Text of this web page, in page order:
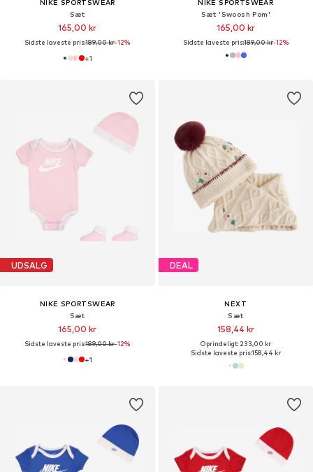
NIKE SPORTSWEAR
Sæt
165,00 kr
Sidste laveste pris:189,00 kr-12%
+1
NIKE SPORTSWEAR
Sæt 'Swoosh Pom'
165,00 kr
Sidste laveste pris:189,00 kr-12%
UDSALG
NIKE SPORTSWEAR
Sæt
165,00 kr
Sidste laveste pris:189,00 kr-12%
+1
DEAL
NEXT
Sæt
158,44 kr
Oprindeligt: 233,00 kr
Sidste laveste pris:158,44 kr